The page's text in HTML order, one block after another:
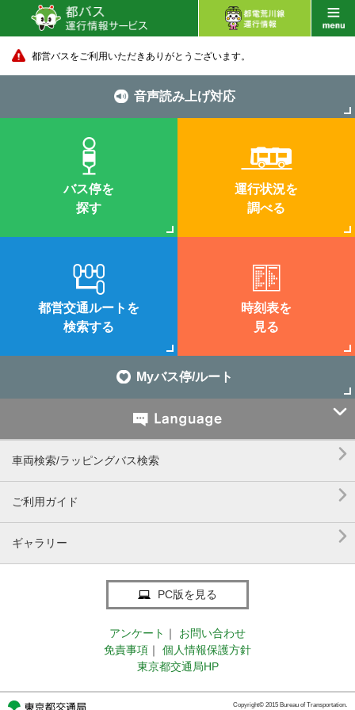
都営バスをご利用いただきありがとうございます。
音声読み上げ対応
バス停を
探す
運行状況を
調べる
都営交通ルートを
検索する
時刻表を
見る
Myバス停/ルート

車両検索/ラッピングバス検索 
ご利用ガイド 
ギャラリー 
PC版を見る
アンケート ｜
お問い合わせ
免責事項 ｜
個人情報保護方針
東京都交通局HP
Copyright© 2015 Bureau of Transportation.